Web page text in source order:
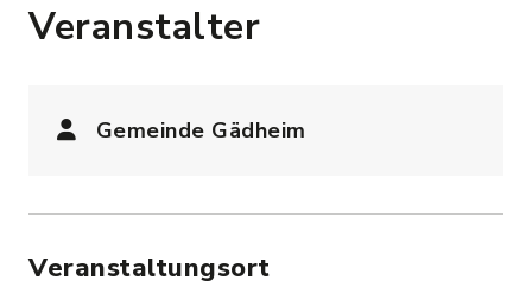
Veranstalter
Gemeinde Gädheim
Veranstaltungsort